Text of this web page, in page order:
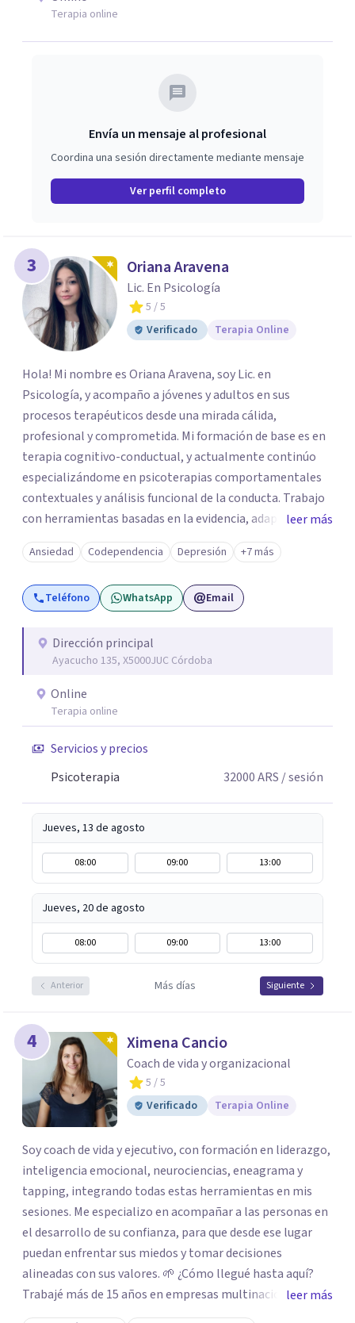
Terapia online
Envía un mensaje al profesional
Coordina una sesión directamente mediante mensaje
Ver perfil completo
3 Oriana Aravena
Lic. En Psicología
5 / 5
Verificado
Terapia Online
Hola! Mi nombre es Oriana Aravena, soy Lic. en
Psicología, y acompaño a jóvenes y adultos en sus
procesos terapéuticos desde una mirada cálida,
profesional y comprometida. Mi formación de base es en
terapia cognitivo-conductual, y actualmente continúo
especializándome en psicoterapias comportamentales
contextuales y análisis funcional de la conducta. Trabajo
con herramientas basadas en la evidencia, adaptando
cada proceso a las necesidades de quien consulta, para
ofrecer un espacio de escucha, comprensión y cambio
real. Mi objetivo es brindarte un acompañamiento
humano y personalizado, donde puedas comprender lo
construir una vida con mayor bienestar y sentido.
leer más
Ansiedad Codependencia Depresión +7 más
Teléfono WhatsApp Email
Dirección principal
Ayacucho 135, X5000JUC Córdoba
Online
Terapia online
Servicios y precios
Psicoterapia
32000ARS / sesión
Jueves, 13 de agosto
08:00 09:00 13:00
Jueves, 20 de agosto
08:00 09:00 13:00
Anterior Más días Siguiente
4 Ximena Cancio
Coach de vida y organizacional
5 / 5
Verificado
Terapia Online
Soy coach de vida y ejecutivo, con formación en liderazgo,
inteligencia emocional, neurociencias, eneagrama y
tapping, integrando todas estas herramientas en mis
sesiones. Me especializo en acompañar a las personas en
el desarrollo de su confianza, para que desde ese lugar
puedan enfrentar sus miedos y tomar decisiones
alineadas con sus valores. 🌱 ¿Cómo llegué hasta aquí?
Trabajé más de 15 años en empresas multinacionales y
estudios contables como contadora pública
leer más